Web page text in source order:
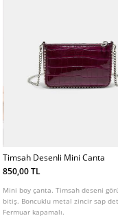
Timsah Desenli Mini Canta
850,00 TL
Mini boy çanta. Timsah deseni
bitiş. Boncuklu metal zincir sap
Fermuar kapamalı.